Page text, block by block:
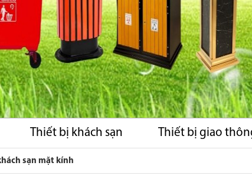
Thiết bị khách sạn Thiết bị giao
sạn mặt kính